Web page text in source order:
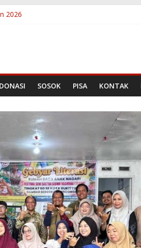
2026
DONASI SOSOK PISA KONTAK